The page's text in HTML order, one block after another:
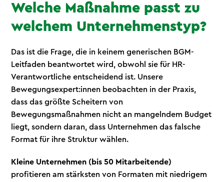
Welche Maßnahme passt zu
welchem Unternehmenstyp?
Das ist die Frage, die in keinem generischen BGM-
Leitfaden beantwortet wird, obwohl sie für HR-
Verantwortliche entscheidend ist. Unsere
Bewegungsexpert:innen beobachten in der Praxis,
dass das größte Scheitern von
Bewegungsmaßnahmen nicht an mangelndem Budget
liegt, sondern daran, dass Unternehmen das falsche
Format für ihre Struktur wählen.
Kleine Unternehmen (bis 50 Mitarbeitende)
profitieren am stärksten von Formaten mit niedrigem